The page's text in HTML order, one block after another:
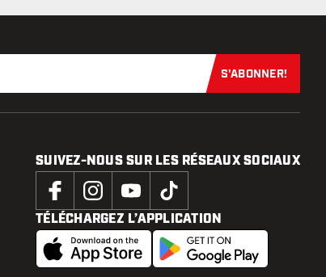
Abonnez-
S'ABONNER!
SUIVEZ-NOUS SUR LES RÉSEAUX SOCIAUX
TÉLÉCHARGEZ L’APPLICATION